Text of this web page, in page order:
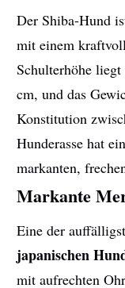
Der Shiba-Hund
mit einem
Schulterhöhe
cm, und das
Konstitution
Hunderasse hat
markanten,
Markante
Eine der
japanischen
mit aufrechten